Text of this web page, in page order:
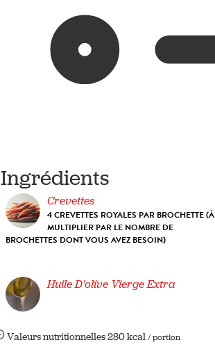
Ingrédients
Crevettes
4 CREVETTES ROYALES PAR BROCHETTE (À
MULTIPLIER PAR LE NOMBRE DE
BROCHETTES DONT VOUS AVEZ BESOIN)
Huile D'olive Vierge Extra
Valeurs nutritionnelles280 kcal/ portion